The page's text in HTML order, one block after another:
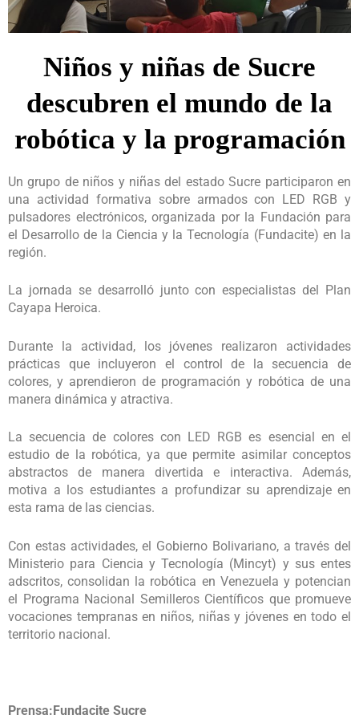
Niños y niñas de Sucre
descubren el mundo de la
robótica y la programación
Un grupo de niños y niñas del estado Sucre participaron en
una actividad formativa sobre armados con LED RGB y
pulsadores electrónicos, organizada por la Fundación para
el Desarrollo de la Ciencia y la Tecnología (Fundacite) en la
región.
La jornada se desarrolló junto con especialistas del Plan
Cayapa Heroica.
Durante la actividad, los jóvenes realizaron actividades
prácticas que incluyeron el control de la secuencia de
colores, y aprendieron de programación y robótica de una
manera dinámica y atractiva.
La secuencia de colores con LED RGB es esencial en el
estudio de la robótica, ya que permite asimilar conceptos
abstractos de manera divertida e interactiva. Además,
motiva a los estudiantes a profundizar su aprendizaje en
esta rama de las ciencias.
Con estas actividades, el Gobierno Bolivariano, a través del
Ministerio para Ciencia y Tecnología (Mincyt) y sus entes
adscritos, consolidan la robótica en Venezuela y potencian
el Programa Nacional Semilleros Científicos que promueve
vocaciones tempranas en niños, niñas y jóvenes en todo el
territorio nacional.
Prensa:Fundacite Sucre